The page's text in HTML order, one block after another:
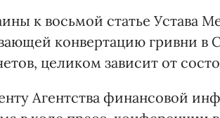
к восьмой статье Устава
конвертацию гривни в
целиком зависит от
Агентства финансовой